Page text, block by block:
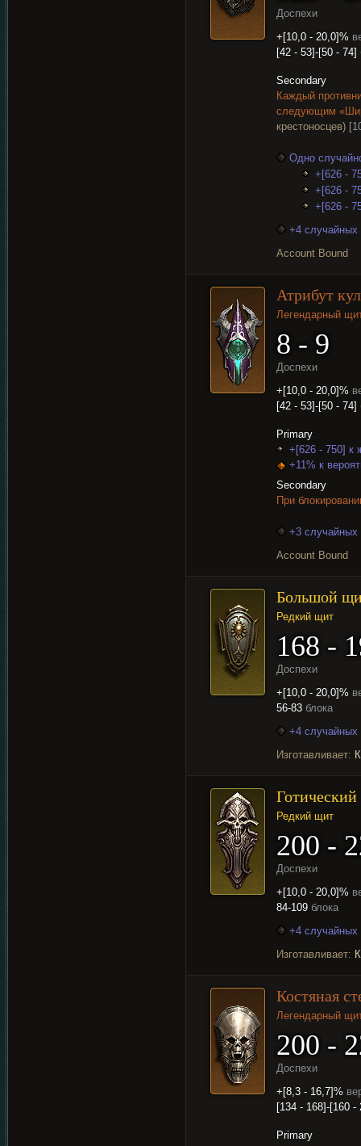
Доспехи
+[10,0 - 20,0]%
[42 - 53]-[50 - 74]
Secondary
Каждый
следующим
крестоносцев)
Одно
+[626 -
+[626 -
+[626 -
+4 случайных
Account Bound
Атрибут
Легендарный
8 - 9
Доспехи
+[10,0 - 20,0]%
[42 - 53]-[50 - 74]
Primary
+[626 - 750] к
+11% к
Secondary
При
+3 случайных
Account Bound
Большой
Редкий щит
168 -
Доспехи
+[10,0 - 20,0]%
56-83 блока
+4 случайных
Изготавливает:
Редкий щит
200 -
Доспехи
+[10,0 - 20,0]%
84-109 блока
+4 случайных
Изготавливает:
Костяная
Легендарный
200 -
Доспехи
+[8,3 - 16,7]%
[134 - 168]-[160
Primary